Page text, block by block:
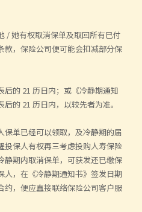
/她有权取消保单及取回所有已付
款，保险公司便可能会扣减部分保
后的 21 历日内；或《冷静期通知
后的 21 历日内，以较先者为准。
保单已经可以领取，及冷静期的届
投保人有权再三考虑投购人寿保险
静期内取消保单，可获发还已缴保
人，在《冷静期通知书》签发日期
约，便应直接联络保险公司客户服